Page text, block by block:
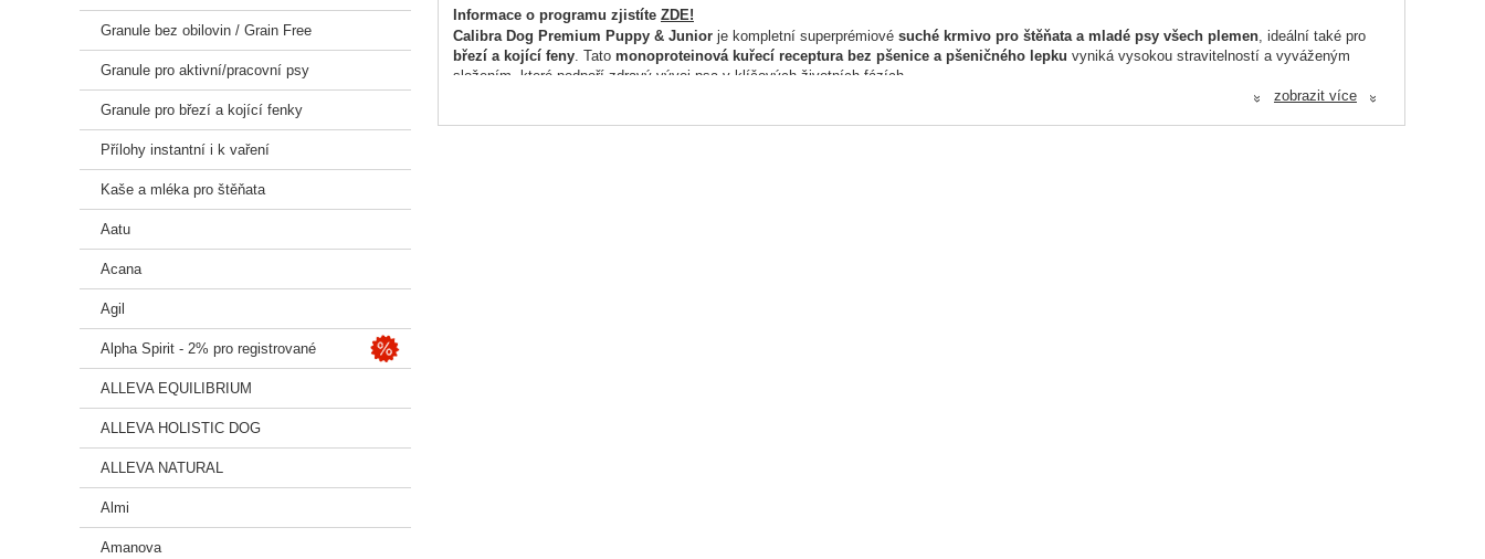
Informace o programu zjistíte ZDE!
Calibra Dog Premium Puppy & Junior je kompletní superprémiové suché krmivo pro štěňata a mladé psy všech plemen, ideální také pro
březí a kojící feny. Tato monoproteinová kuřecí receptura bez pšenice a pšeničného lepku vyniká vysokou stravitelností a vyváženým
složením, které podpoří zdravý vývoj psa v klíčových životních fázích.
« zobrazit více «
Granule bez obilovin / Grain Free
Granule pro aktivní/pracovní psy
Granule pro březí a kojící fenky
Přílohy instantní i k vaření
Kaše a mléka pro štěňata
Aatu
Acana
Agil
Alpha Spirit - 2% pro registrované
ALLEVA EQUILIBRIUM
ALLEVA HOLISTIC DOG
ALLEVA NATURAL
Almi
Amanova